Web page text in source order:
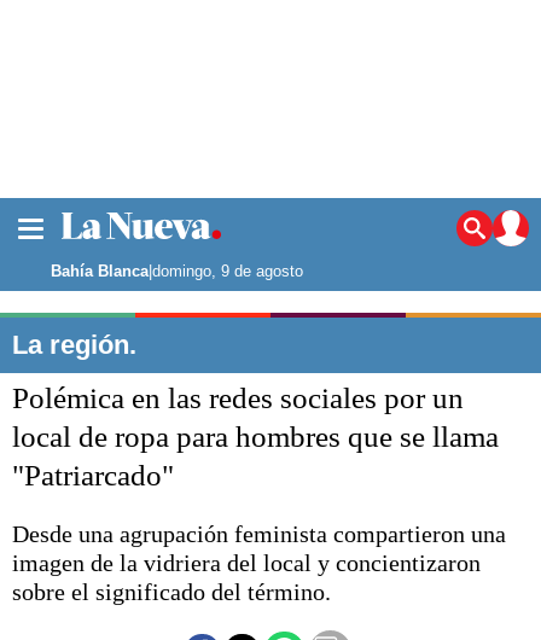
Noticias
La ciudad
Punta Alta
El mundo
Seguridad
Liga del Sur
Básquetbol
Fútbol
Bahía Blanca|domingo, 9 de agosto
La región.
Polémica en las redes sociales por un
local de ropa para hombres que se llama
"Patriarcado"
Desde una agrupación feminista compartieron una
imagen de la vidriera del local y concientizaron
sobre el significado del término.